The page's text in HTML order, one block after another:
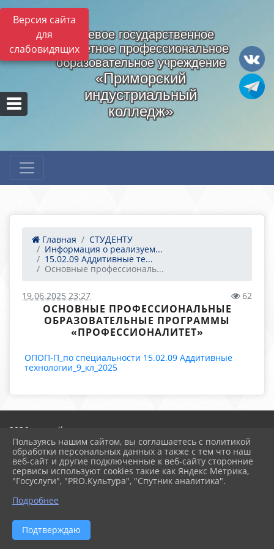
Версия сайта
для
слабовидящих
Краевое государственное
бюджетное профессиональное
образовательное учреждение
«Приморский
индустриальный
колледж»
Главная
СТУДЕНТУ
Информация о реализуем...
15.02.09 Аддитивные те...
Основные профессиональ...
19.06.2025 23:27 62
ОСНОВНЫЕ ПРОФЕССИОНАЛЬНЫЕ
ОБРАЗОВАТЕЛЬНЫЕ ПРОГРАММЫ
«ПРОФЕССИОНАЛИТЕТ»
ОПОП-П_по специальности 15.02.09 Аддитивные
технологии_9_кл_2025
2026 г. arspik.ru
Вход
Карта сайта
Политика обработки персональных данных
Сделано на KubCMS
Пользуясь нашим сайтом, вы соглашаетесь с политикой
обработки персональных данных а также с тем что наш
веб-сайт и другие подключенные к веб-сайту сторонние
сервисы используют cookies такие как Яндекс Метрика,
"Госуслуги", "PRO.Культура", "Спутник аналитика".
Подробнее
Подтверждаю